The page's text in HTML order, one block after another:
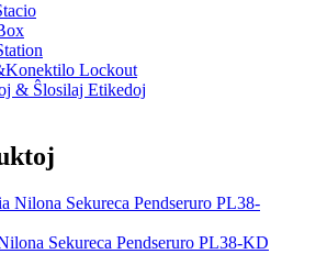
Lockout
& Ŝlosilaj Etikedoj
Sekureca Pendseruro PL38-KD